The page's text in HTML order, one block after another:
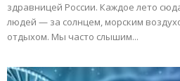
здравницей России. Каждое лето
людей — за солнцем, морским
отдыхом. Мы часто слышим...